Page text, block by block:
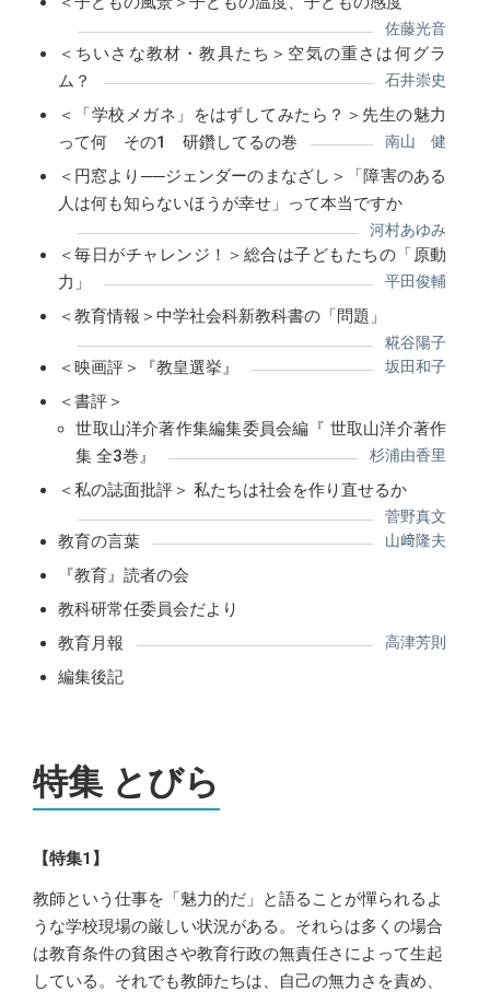
佐藤光音
＜ちいさな教材・教具たち＞空気の重さは何グラ
ム？
石井崇史
＜「学校メガネ」をはずしてみたら？＞先生の魅力
って何 その1 研鑽してるの巻
南山 健
＜円窓より──ジェンダーのまなざし＞「障害のある
人は何も知らないほうが幸せ」って本当ですか
河村あゆみ
＜毎日がチャレンジ！＞総合は子どもたちの「原動
力」
平田俊輔
＜教育情報＞中学社会科新教科書の「問題」
糀谷陽子
＜映画評＞『教皇選挙』 坂田和子
＜書評＞
世取山洋介著作集編集委員会編『 世取山洋介著作
集 全3巻』
杉浦由香里
＜私の誌面批評＞ 私たちは社会を作り直せるか
菅野真文
教育の言葉 山﨑隆夫
『教育』読者の会
教科研常任委員会だより
教育月報
高津芳則
編集後記
特集 とびら
【特集1】
教師という仕事を「魅力的だ」と語ることが憚られるよ
うな学校現場の厳しい状況がある。それらは多くの場合
は教育条件の貧困さや教育行政の無責任さによって生起
している。それでも教師たちは、自己の無力さを責め、